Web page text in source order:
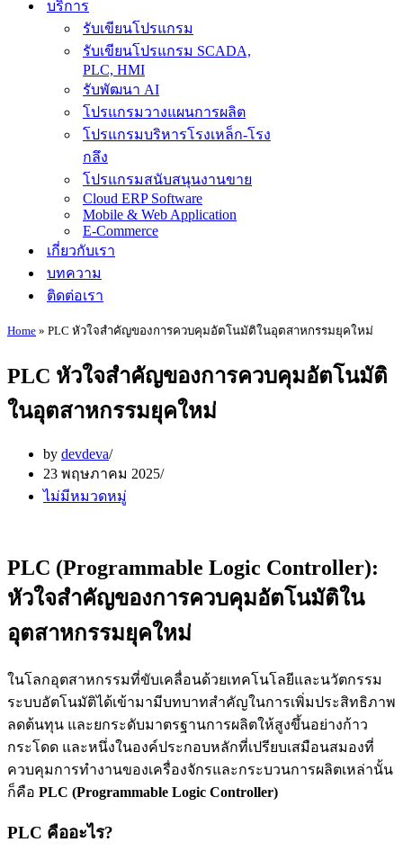
บริการ
รับเขียนโปรแกรม
รับเขียนโปรแกรม SCADA,
PLC, HMI
รับพัฒนา AI
โปรแกรมวางแผนการผลิต
โปรแกรมบริหารโรงเหล็ก-โรง
กลึง
โปรแกรมสนับสนุนงานขาย
Cloud ERP Software
Mobile & Web Application
E-Commerce
เกี่ยวกับเรา
บทความ
ติดต่อเรา
Home » PLC หัวใจสำคัญของการควบคุมอัตโนมัติในอุตสาหกรรมยุคใหม่
PLC หัวใจสำคัญของการควบคุมอัตโนมัติ
ในอุตสาหกรรมยุคใหม่
by devdeva
23 พฤษภาคม 2025
ไม่มีหมวดหมู่
PLC (Programmable Logic Controller):
หัวใจสำคัญของการควบคุมอัตโนมัติใน
อุตสาหกรรมยุคใหม่
ในโลกอุตสาหกรรมที่ขับเคลื่อนด้วยเทคโนโลยีและนวัตกรรม
ระบบอัตโนมัติได้เข้ามามีบทบาทสำคัญในการเพิ่มประสิทธิภาพ
ลดต้นทุน และยกระดับมาตรฐานการผลิตให้สูงขึ้นอย่างก้าว
กระโดด และหนึ่งในองค์ประกอบหลักที่เปรียบเสมือนสมองที่
ควบคุมการทำงานของเครื่องจักรและกระบวนการผลิตเหล่านั้น
ก็คือ PLC (Programmable Logic Controller)
PLC คืออะไร?